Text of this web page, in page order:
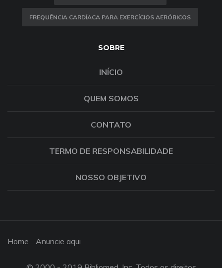
FREQUÊNCIA CARDÍACA PARA EXERCÍCIOS AERÓBICOS
SOBRE
INÍCIO
QUEM SOMOS
CONTATO
TERMO DE RESPONSABILIDADE
NOSSO OBJETIVO
Home Anuncie aqui